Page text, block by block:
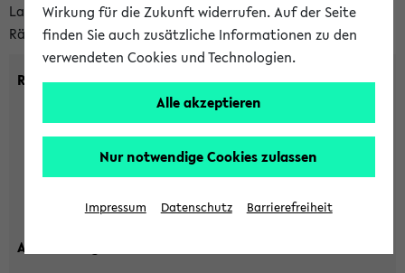
Lassen Sie sich alle Räume anzeigen oder suchen Sie nach
Räumen mit bestimmten Eigenschaften:
Raumkriterien:
max. Plätze:
Ausstattung:
Wirkung für die Zukunft widerrufen. Auf der Seite
finden Sie auch zusätzliche Informationen zu den
verwendeten Cookies und Technologien.
Alle akzeptieren
Nur notwendige Cookies zulassen
Impressum Datenschutz Barrierefreiheit